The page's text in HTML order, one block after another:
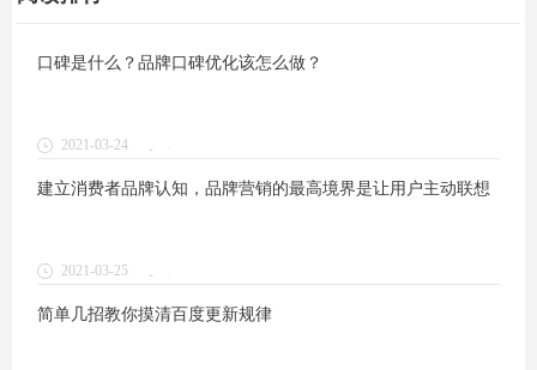
口碑是什么？品牌口碑优化该怎么做？
2021-03-24
建立消费者品牌认知，品牌营销的最高境界是让用户主动联想
2021-03-25
简单几招教你摸清百度更新规律